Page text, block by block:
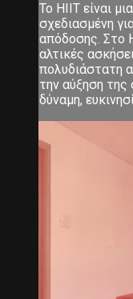
Το ΗΙΙΤ είναι
σχεδιασμένη
απόδοσης. Στο
αλτικές
πολυδιάστατη
την αύξηση της
δύναμη,